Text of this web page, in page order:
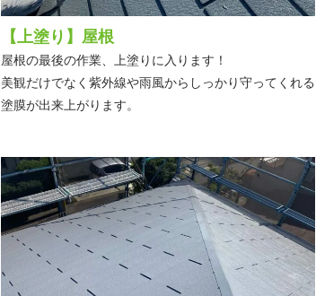
【上塗り】屋根
屋根の最後の作業、上塗りに入ります！
美観だけでなく紫外線や雨風からしっかり守ってくれる
塗膜が出来上がります。